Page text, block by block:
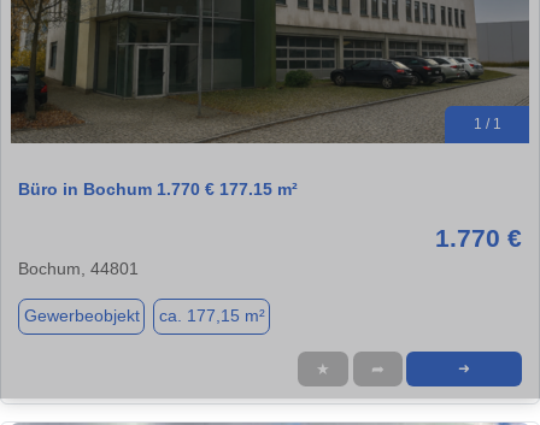
1 / 1
Büro in Bochum 1.770 € 177.15 m²
1.770 €
Bochum, 44801
Gewerbeobjekt ca. 177,15 m²
★ ➦ ➜